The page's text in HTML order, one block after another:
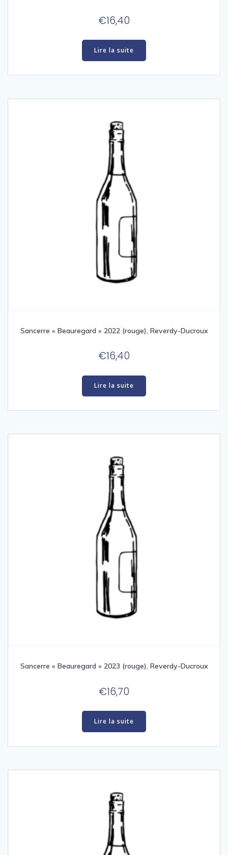
€16,40
Lire la suite
Sancerre « Beauregard » 2022 (rouge), Reverdy-Ducroux
€16,40
Lire la suite
Sancerre « Beauregard » 2023 (rouge), Reverdy-Ducroux
€16,70
Lire la suite